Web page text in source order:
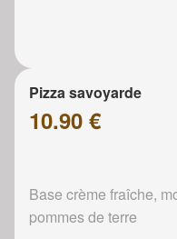
Pizza savoyarde
10.90 €
Base crème fraîche,
pommes de terre